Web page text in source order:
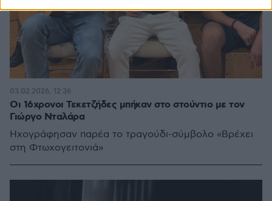
Οι 16χρονοι Τεκετζήδες μπήκαν στο στούντιο με τον
Γιώργο Νταλάρα
Ηχογράφησαν παρέα το τραγούδι-σύμβολο «Βρέχει
στη Φτωχογειτονιά»
03.02.2026, 12:36